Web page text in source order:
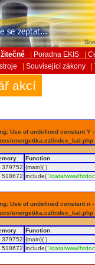
Poradna EKIS
Související zákony
akcí
Use of undefined constant Y
energetika.cz/
Function
379752 {main}( )
518672 include('/data/www/
Use of undefined constant n
energetika.cz/
Function
379752 {main}( )
518672 include('/data/www/